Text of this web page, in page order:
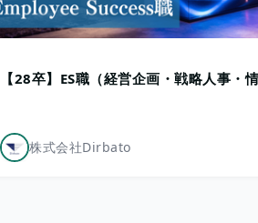
【28卒】ES職（経営企画・戦略人事・
株式会社Dirbato